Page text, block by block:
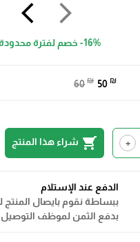
arrow_forward_ios
arrow_back_ios
-16% خصم لفترة
60 ₪ 50 ₪
+
shopping_cart شراء هذا المنتج
الدفع عند الإستلام
ببساطة نقوم بايصال المنتج
بدفع الثمن لموظف